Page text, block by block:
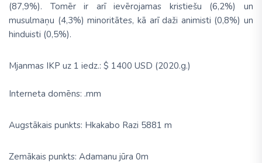
(87,9%). Tomēr ir arī ievērojamas kristiešu (6,2%) un
musulmaņu (4,3%) minoritātes, kā arī daži animisti (0,8%) un
hinduisti (0,5%).
Mjanmas IKP uz 1 iedz.: $ 1400 USD (2020.g.)
Interneta domēns: .mm
Augstākais punkts: Hkakabo Razi 5881 m
Zemākais punkts: Adamanu jūra 0m